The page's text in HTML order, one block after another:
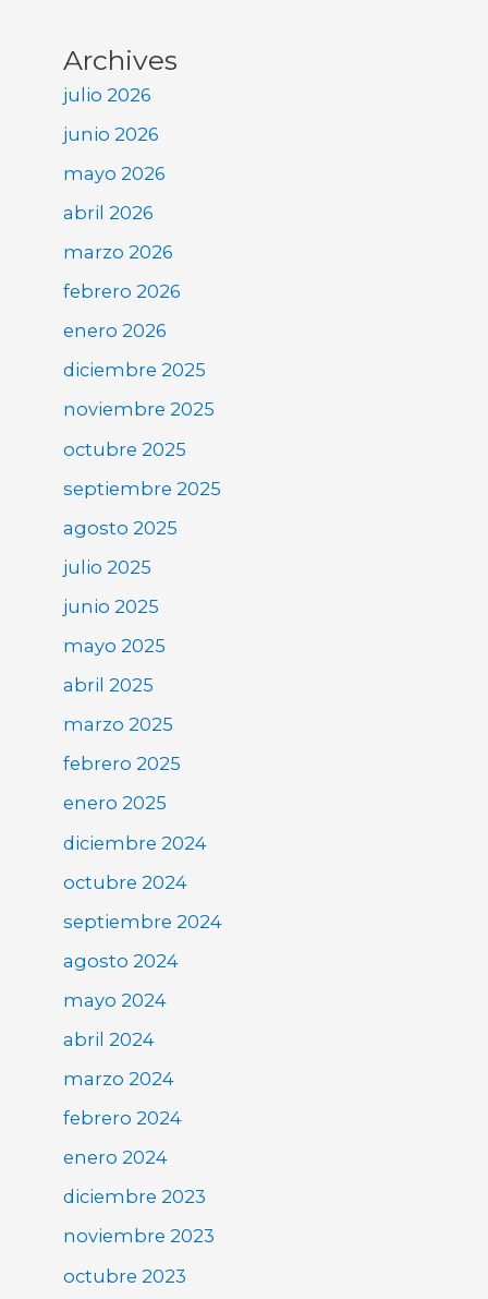
Archives
julio 2026
junio 2026
mayo 2026
abril 2026
marzo 2026
febrero 2026
enero 2026
diciembre 2025
noviembre 2025
octubre 2025
septiembre 2025
agosto 2025
julio 2025
junio 2025
mayo 2025
abril 2025
marzo 2025
febrero 2025
enero 2025
diciembre 2024
octubre 2024
septiembre 2024
agosto 2024
mayo 2024
abril 2024
marzo 2024
febrero 2024
enero 2024
diciembre 2023
noviembre 2023
octubre 2023